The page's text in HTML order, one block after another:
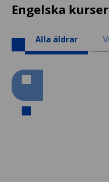
Engelska
Alla åldrar